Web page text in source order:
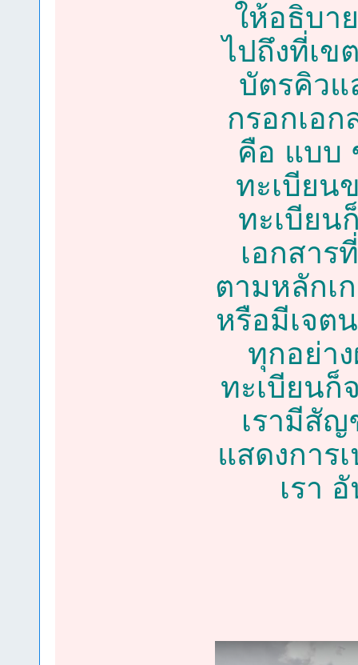
ให้อธิบา
ไปถึงที่เข
บัตรคิวแ
กรอกเอ
คือ แบบ
ทะเบียน
ทะเบียน
เอกสาร
ตามหลักเ
หรือมีเจต
ทุกอย่า
ทะเบียนก็
เรามีสั
แสดงการ
เรา